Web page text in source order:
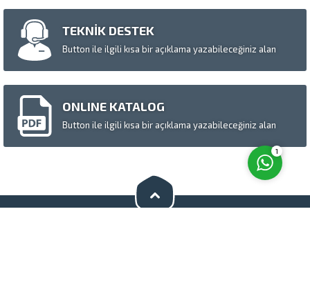
TEKNİK DESTEK
Button ile ilgili kısa bir açıklama yazabileceğiniz alan
ONLINE KATALOG
Button ile ilgili kısa bir açıklama yazabileceğiniz alan
Cevap Yaz
1